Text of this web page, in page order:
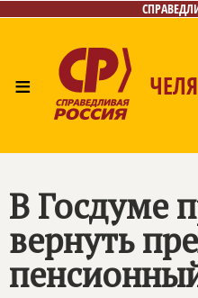
≡
В Госдуме
вернуть